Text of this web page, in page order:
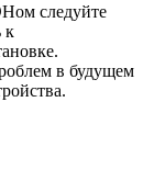
следуйте
к
в будущем